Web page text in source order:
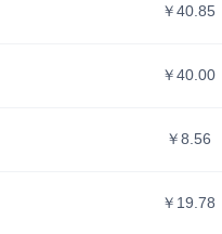
￥40.85
￥40.00
￥8.56
￥19.78